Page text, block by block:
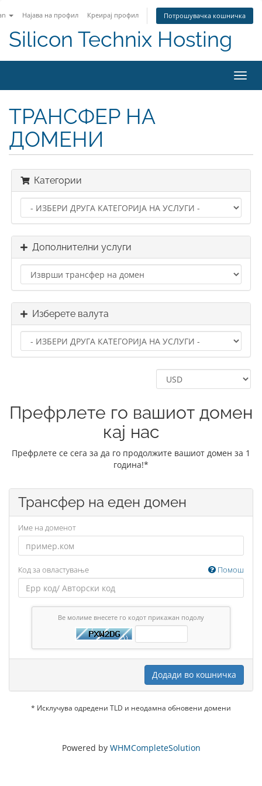
Најава на профил Креирај профил Потрошувачка кошничка
Silicon Technix Hosting
ја
ТРАНСФЕР НА
ДОМЕНИ
Категории
Дополнителни услуги
Изберете валута
Префрлете го вашиот домен
кај нас
Префрлете се сега за да го продолжите вашиот домен за 1
година!*
Трансфер на еден домен
Име на доменот
Код за овластување Помош
Ве молиме внесете го кодот прикажан подолу
Додади во кошничка
* Исклучува одредени TLD и неодамна обновени домени
Powered by WHMCompleteSolution